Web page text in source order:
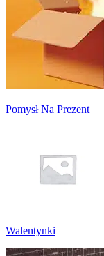
Pomysł Na Prezent
Walentynki